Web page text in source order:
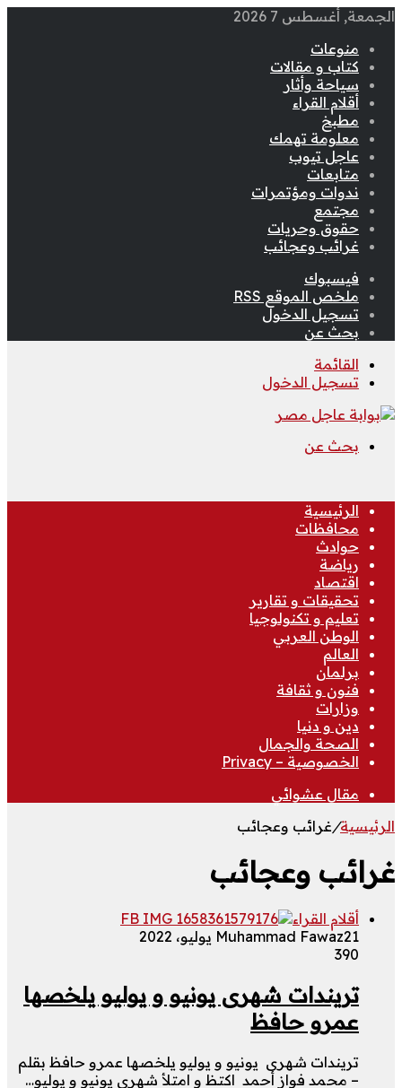
الجمعة, أغسطس 7 2026
منوعات
كتاب و مقالات
سياحة وأثار
أقلام القراء
مطبخ
معلومة تهمك
عاجل تيوب
متابعات
ندوات ومؤتمرات
مجتمع
حقوق وحريات
غرائب وعجائب
فيسبوك
ملخص الموقع RSS
تسجيل الدخول
بحث عن
القائمة
تسجيل الدخول
بحث عن
الرئيسية
محافظات
حوادث
رياضة
اقتصاد
تحقيقات و تقارير
تعليم و تكنولوجيا
الوطن العربي
العالم
برلمان
فنون و ثقافة
وزارات
دين و دنيا
الصحة والجمال
الخصوصية – Privacy
مقال عشوائي
الرئيسية/غرائب وعجائب
غرائب وعجائب
أقلام القراء
Muhammad Fawaz21 يوليو، 2022
390
تريندات شهرى يونيو و يوليو يلخصها
عمرو حافظ
تريندات شهرى يونيو و يوليو يلخصها عمرو حافظ بقلم
– محمد فواز أحمد اكتظ و امتلأ شهرى يونيو و يوليو…